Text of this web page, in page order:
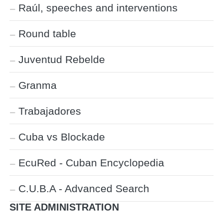
Raúl, speeches and interventions
Round table
Juventud Rebelde
Granma
Trabajadores
Cuba vs Blockade
EcuRed - Cuban Encyclopedia
C.U.B.A - Advanced Search
SITE ADMINISTRATION